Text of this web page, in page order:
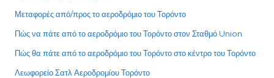
Μεταφορές από/προς το αεροδρόμιο του Τορόντο
Πώς να πάτε από το αεροδρόμιο του Τορόντο στον Σταθμό Union
Πώς θα πάτε από το αεροδρόμιο του Τορόντο στο κέντρο του Τορόντο
Λεωφορείο Σατλ Αεροδρομίου Τορόντο